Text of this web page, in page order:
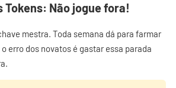
Tokens: Não jogue fora!
mestra. Toda semana dá para farmar
erro dos novatos é gastar essa parada